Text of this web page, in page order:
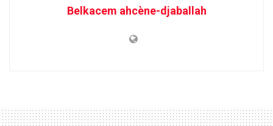
Belkacem ahcène-djaballah